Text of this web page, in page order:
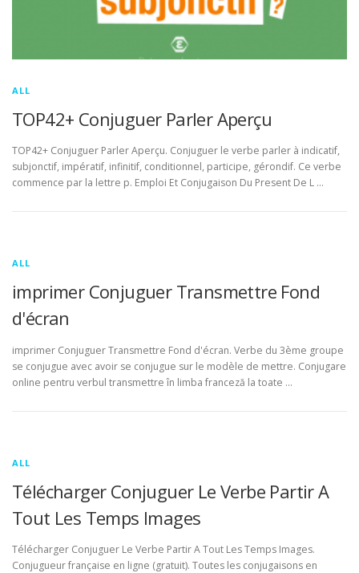
ALL
TOP42+ Conjuguer Parler Aperçu
TOP42+ Conjuguer Parler Aperçu. Conjuguer le verbe parler à indicatif,
subjonctif, impératif, infinitif, conditionnel, participe, gérondif. Ce verbe
commence par la lettre p. Emploi Et Conjugaison Du Present De L …
ALL
imprimer Conjuguer Transmettre Fond
d'écran
imprimer Conjuguer Transmettre Fond d'écran. Verbe du 3ème groupe
se conjugue avec avoir se conjugue sur le modèle de mettre. Conjugare
online pentru verbul transmettre în limba franceză la toate …
ALL
Télécharger Conjuguer Le Verbe Partir A
Tout Les Temps Images
Télécharger Conjuguer Le Verbe Partir A Tout Les Temps Images.
Conjugueur française en ligne (gratuit). Toutes les conjugaisons en